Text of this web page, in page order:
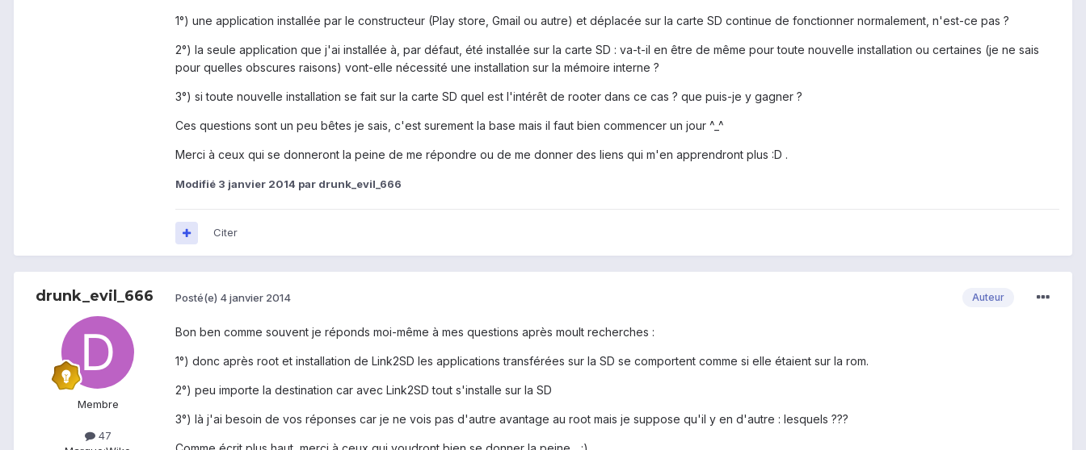
1°) une application installée par le constructeur (Play store, Gmail ou autre) et déplacée sur la carte SD continue de fonctionner normalement, n'est-ce pas ?
2°) la seule application que j'ai installée à, par défaut, été installée sur la carte SD : va-t-il en être de même pour toute nouvelle installation ou certaines (je ne sais
pour quelles obscures raisons) vont-elle nécessité une installation sur la mémoire interne ?
3°) si toute nouvelle installation se fait sur la carte SD quel est l'intérêt de rooter dans ce cas ? que puis-je y gagner ?
Ces questions sont un peu bêtes je sais, c'est surement la base mais il faut bien commencer un jour ^_^
Merci à ceux qui se donneront la peine de me répondre ou de me donner des liens qui m'en apprendront plus :D .
Modifié 3 janvier 2014 par drunk_evil_666
Citer
drunk_evil_666
Membre
47
Auteur
Posté(e) 4 janvier 2014
Bon ben comme souvent je réponds moi-même à mes questions après moult recherches :
1°) donc après root et installation de Link2SD les applications transférées sur la SD se comportent comme si elle étaient sur la rom.
2°) peu importe la destination car avec Link2SD tout s'installe sur la SD
3°) là j'ai besoin de vos réponses car je ne vois pas d'autre avantage au root mais je suppose qu'il y en d'autre : lesquels ???